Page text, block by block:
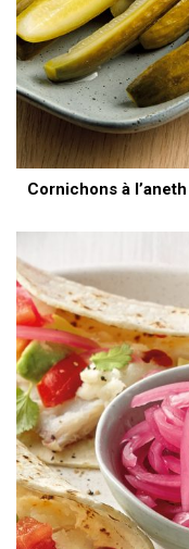
Cornichons à l’aneth